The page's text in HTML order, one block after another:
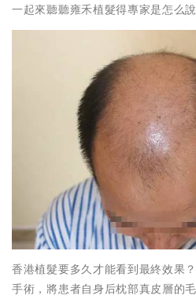
一起來聽聽雍禾植髮得專家是怎么說
香港植髮要多久才能看到最終效果
手術，將患者自身后枕部真皮層的